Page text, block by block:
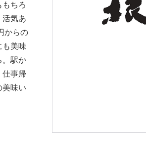
ちろ
活気あ
からの
も美味
。駅か
仕事帰
美味い